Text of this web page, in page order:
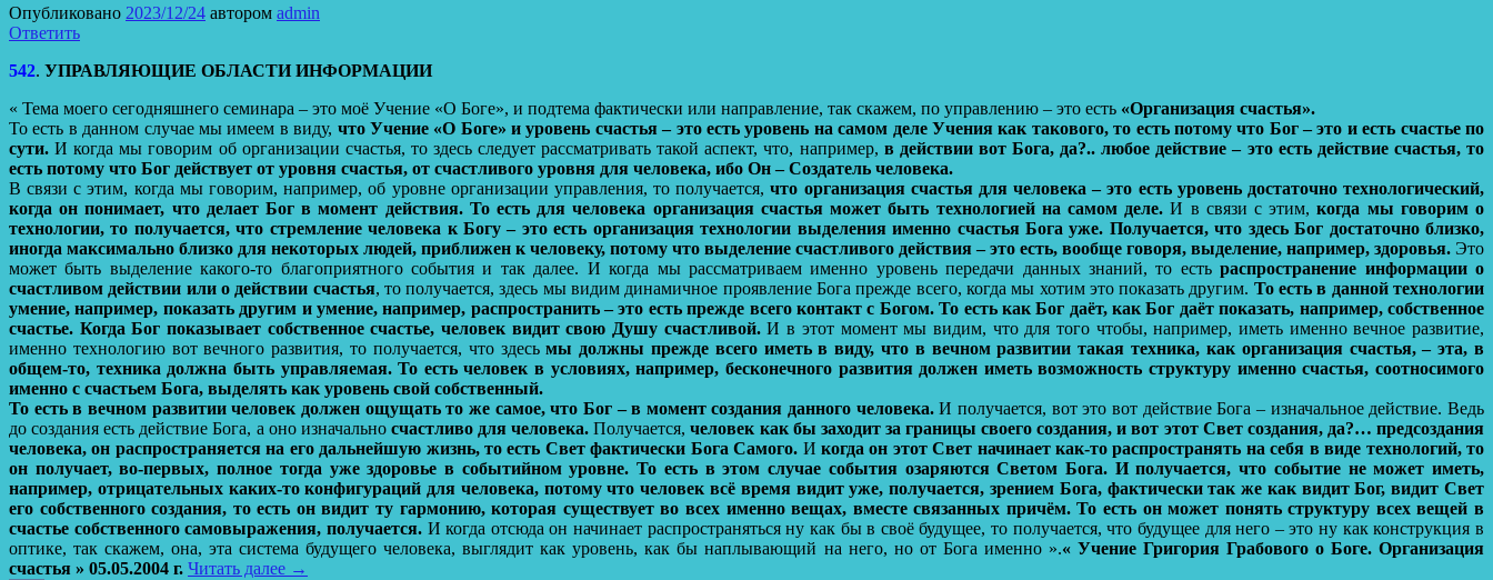
Опубликовано 2023/12/24 автором admin
Ответить
542. УПРАВЛЯЮЩИЕ ОБЛАСТИ ИНФОРМАЦИИ
« Тема моего сегодняшнего семинара – это моё Учение «О Боге», и подтема фактически или направление, так скажем, по управлению – это есть «Организация счастья».
То есть в данном случае мы имеем в виду, что Учение «О Боге» и уровень счастья – это есть уровень на самом деле Учения как такового, то есть потому что Бог – это и есть счастье по
сути. И когда мы говорим об организации счастья, то здесь следует рассматривать такой аспект, что, например, в действии вот Бога, да?.. любое действие – это есть действие счастья, то
есть потому что Бог действует от уровня счастья, от счастливого уровня для человека, ибо Он – Создатель человека.
В связи с этим, когда мы говорим, например, об уровне организации управления, то получается,что организация счастья для человека – это есть уровень достаточно технологический,
когда он понимает, что делает Бог в момент действия. То есть для человека организация счастья может быть технологией на самом деле. И в связи с этим,когда мы говорим о
технологии, то получается, что стремление человека к Богу – это есть организация технологии выделения именно счастья Бога уже. Получается, что здесь Бог достаточно близко,
иногда максимально близко для некоторых людей, приближен к человеку, потому что выделение счастливого действия – это есть, вообще говоря, выделение, например, здоровья. Это
может быть выделение какого-то благоприятного события и так далее. И когда мы рассматриваем именно уровень передачи данных знаний, то естьраспространение информации о
счастливом действии или о действии счастья, то получается, здесь мы видим динамичное проявление Бога прежде всего, когда мы хотим это показать другим. То есть в данной технологии
умение, например, показать другим и умение, например, распространить – это есть прежде всего контакт с Богом. То есть как Бог даёт, как Бог даёт показать, например, собственное
счастье. Когда Бог показывает собственное счастье, человек видит свою Душу счастливой.И в этот момент мы видим, что для того чтобы, например, иметь именно вечное развитие,
именно технологию вот вечного развития, то получается, что здесьмы должны прежде всего иметь в виду, что в вечном развитии такая техника, как организация счастья, – эта, в
общем-то, техника должна быть управляемая. То есть человек в условиях, например, бесконечного развития должен иметь возможность структуру именно счастья, соотносимого
именно с счастьем Бога, выделять как уровень свой собственный.
То есть в вечном развитии человек должен ощущать то же самое, что Бог – в момент создания данного человека.И получается, вот это вот действие Бога – изначальное действие. Ведь
до создания есть действие Бога, а оно изначально счастливо для человека. Получается,человек как бы заходит за границы своего создания, и вот этот Свет создания, да?… предсоздания
человека, он распространяется на его дальнейшую жизнь, то есть Свет фактически Бога Самого. И когда он этот Свет начинает как-то распространять на себя в виде технологий, то
он получает, во-первых, полное тогда уже здоровье в событийном уровне. То есть в этом случае события озаряются Светом Бога. И получается, что событие не может иметь,
например, отрицательных каких-то конфигураций для человека, потому что человек всё время видит уже, получается, зрением Бога, фактически так же как видит Бог, видит Свет
его собственного создания, то есть он видит ту гармонию, которая существует во всех именно вещах, вместе связанных причём. То есть он может понять структуру всех вещей в
счастье собственного самовыражения, получается.И когда отсюда он начинает распространяться ну как бы в своё будущее, то получается, что будущее для него – это ну как конструкция в
оптике, так скажем, она, эта система будущего человека, выглядит как уровень, как бы наплывающий на него, но от Бога именно ».« Учение Григория Грабового о Боге. Организация
счастья » 05.05.2004 г. Читать далее →